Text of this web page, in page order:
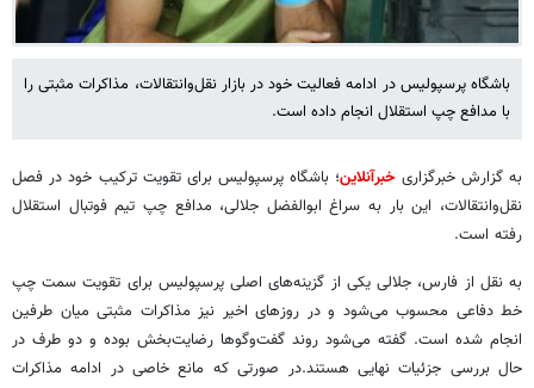
باشگاه پرسپولیس در ادامه فعالیت خود در بازار نقل‌وانتقالات، مذاکرات مثبتی را
با مدافع چپ استقلال انجام داده است.
به گزارش خبرگزاریخبرآنلاین؛ باشگاه پرسپولیس برای تقویت ترکیب خود در فصل
نقل‌وانتقالات، این بار به سراغ ابوالفضل جلالی، مدافع چپ تیم فوتبال استقلال
رفته است.
به نقل از فارس، جلالی یکی از گزینه‌های اصلی پرسپولیس برای تقویت سمت چپ
خط دفاعی محسوب می‌شود و در روزهای اخیر نیز مذاکرات مثبتی میان طرفین
انجام شده است. گفته می‌شود روند گفت‌وگوها رضایت‌بخش بوده و دو طرف در
حال بررسی جزئیات نهایی هستند.در صورتی که مانع خاصی در ادامه مذاکرات